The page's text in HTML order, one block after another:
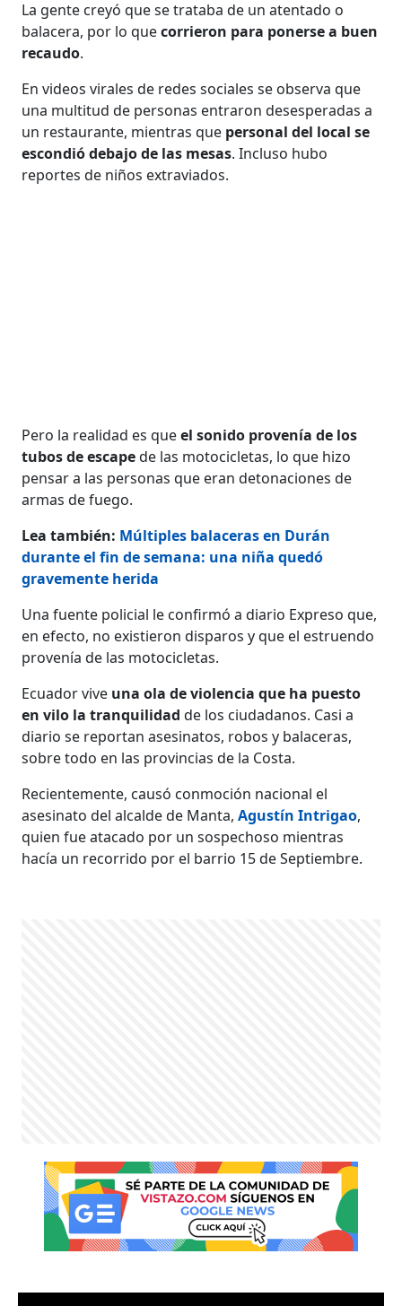
La gente creyó que se trataba de un atentado o
balacera, por lo quecorrieron para ponerse a buen
recaudo.
En videos virales de redes sociales se observa que
una multitud de personas entraron desesperadas a
un restaurante, mientras que personal del local se
escondió debajo de las mesas. Incluso hubo
reportes de niños extraviados.
Pero la realidad es queel sonido provenía de los
tubos de escapede las motocicletas, lo que hizo
pensar a las personas que eran detonaciones de
armas de fuego.
Lea también: Múltiples balaceras en Durán
durante el fin de semana: una niña quedó
gravemente herida
Una fuente policial le confirmó a diario Expreso que,
en efecto, no existieron disparos y que el estruendo
provenía de las motocicletas.
Ecuador vive una ola de violencia que ha puesto
en vilo la tranquilidad de los ciudadanos. Casi a
diario se reportan asesinatos, robos y balaceras,
sobre todo en las provincias de la Costa.
Recientemente, causó conmoción nacional el
asesinato del alcalde de Manta,Agustín Intrigao,
quien fue atacado por un sospechoso mientras
hacía un recorrido por el barrio 15 de Septiembre.